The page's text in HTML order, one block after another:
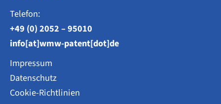
Telefon:
+49 (0) 2052 – 95010
info[at]wmw-patent[dot]de
Impressum
Datenschutz
Cookie-Richtlinien